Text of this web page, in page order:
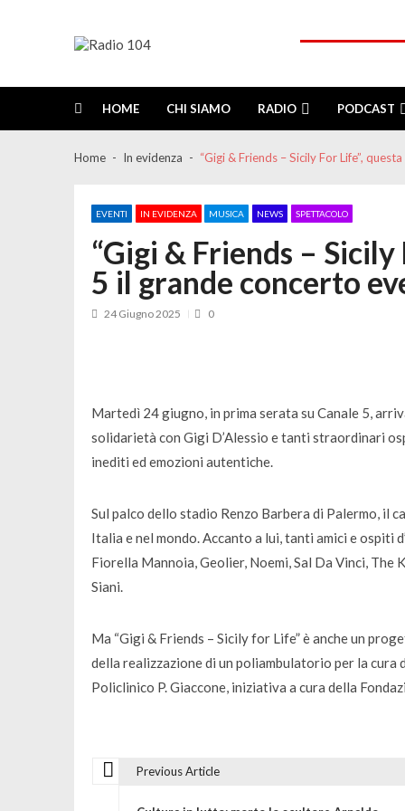
HOME CHI SIAMO RADIO PODCAST
Home In evidenza “Gigi & Friends – Sicily For Life”,
EVENTI IN EVIDENZA MUSICA NEWS SPETTACOLO
“Gigi & Friends – Sicily
5 il grande concerto
24 Giugno 2025 0
Martedì 24 giugno, in prima serata su Canale 5,
solidarietà con Gigi D’Alessio e tanti straordinari
inediti ed emozioni autentiche.
Sul palco dello stadio Renzo Barbera di Palermo, il
Italia e nel mondo. Accanto a lui, tanti amici e ospiti
Fiorella Mannoia, Geolier, Noemi, Sal Da Vinci, The
Siani.
Ma “Gigi & Friends – Sicily for Life” è anche un
della realizzazione di un poliambulatorio per la
Policlinico P. Giaccone, iniziativa a cura della
Previous Article